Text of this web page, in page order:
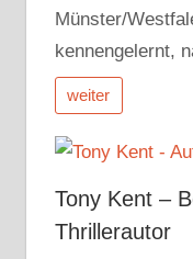
Münster/
kennengelernt,
weiter
Tony Kent –
Thrillerautor